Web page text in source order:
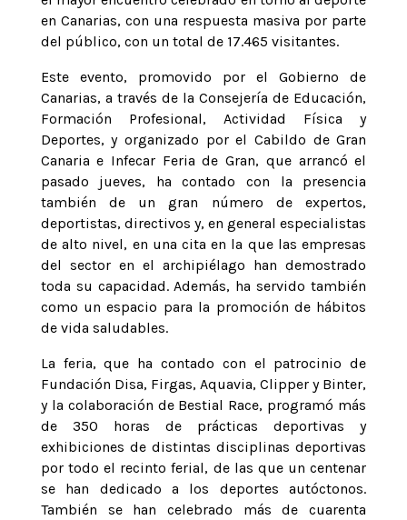
en Canarias, con una respuesta masiva por parte
del público, con un total de 17.465 visitantes.
Este evento, promovido por el Gobierno de
Canarias, a través de la Consejería de Educación,
Formación Profesional, Actividad Física y
Deportes, y organizado por el Cabildo de Gran
Canaria e Infecar Feria de Gran, que arrancó el
pasado jueves, ha contado con la presencia
también de un gran número de expertos,
deportistas, directivos y, en general especialistas
de alto nivel, en una cita en la que las empresas
del sector en el archipiélago han demostrado
toda su capacidad. Además, ha servido también
como un espacio para la promoción de hábitos
de vida saludables.
La feria, que ha contado con el patrocinio de
Fundación Disa, Firgas, Aquavia, Clipper y Binter,
y la colaboración de Bestial Race, programó más
de 350 horas de prácticas deportivas y
exhibiciones de distintas disciplinas deportivas
por todo el recinto ferial, de las que un centenar
se han dedicado a los deportes autóctonos.
También se han celebrado más de cuarenta